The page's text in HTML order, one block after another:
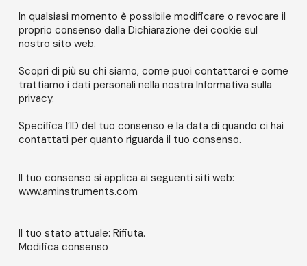
In qualsiasi momento è possibile modificare o revocare il
proprio consenso dalla Dichiarazione dei cookie sul
nostro sito web.
Scopri di più su chi siamo, come puoi contattarci e come
trattiamo i dati personali nella nostra Informativa sulla
privacy.
Specifica l’ID del tuo consenso e la data di quando ci hai
contattati per quanto riguarda il tuo consenso.
Il tuo consenso si applica ai seguenti siti web:
www.aminstruments.com
Il tuo stato attuale: Rifiuta.
Modifica consenso